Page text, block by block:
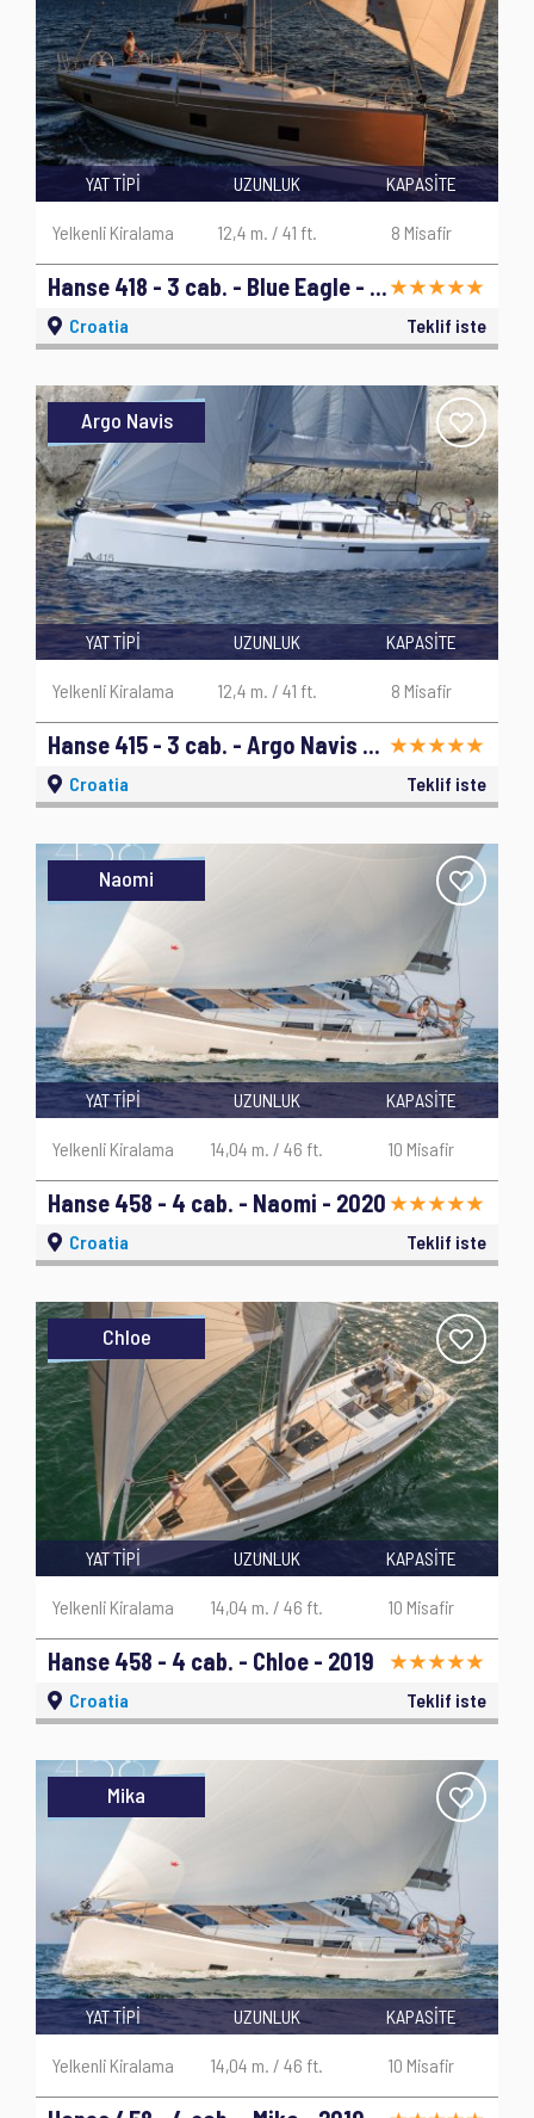
Hanse 418 - 3 cab. - Blue Eagle - 2019
YAT TİPİ
Yelkenli Kiralama
UZUNLUK
12,4 m. / 41 ft.
KAPASİTE
8 Misafir
Croatia Teklif iste
Argo Navis
Hanse 415 - 3 cab. - Argo Navis - 2017
YAT TİPİ
Yelkenli Kiralama
UZUNLUK
12,4 m. / 41 ft.
KAPASİTE
8 Misafir
Croatia Teklif iste
Naomi
Hanse 458 - 4 cab. - Naomi - 2020
YAT TİPİ
Yelkenli Kiralama
UZUNLUK
14,04 m. / 46 ft.
KAPASİTE
10 Misafir
Croatia Teklif iste
Chloe
Hanse 458 - 4 cab. - Chloe - 2019
YAT TİPİ
Yelkenli Kiralama
UZUNLUK
14,04 m. / 46 ft.
KAPASİTE
10 Misafir
Croatia Teklif iste
Mika
YAT TİPİ
Yelkenli Kiralama
UZUNLUK
14,04 m. / 46 ft.
KAPASİTE
10 Misafir